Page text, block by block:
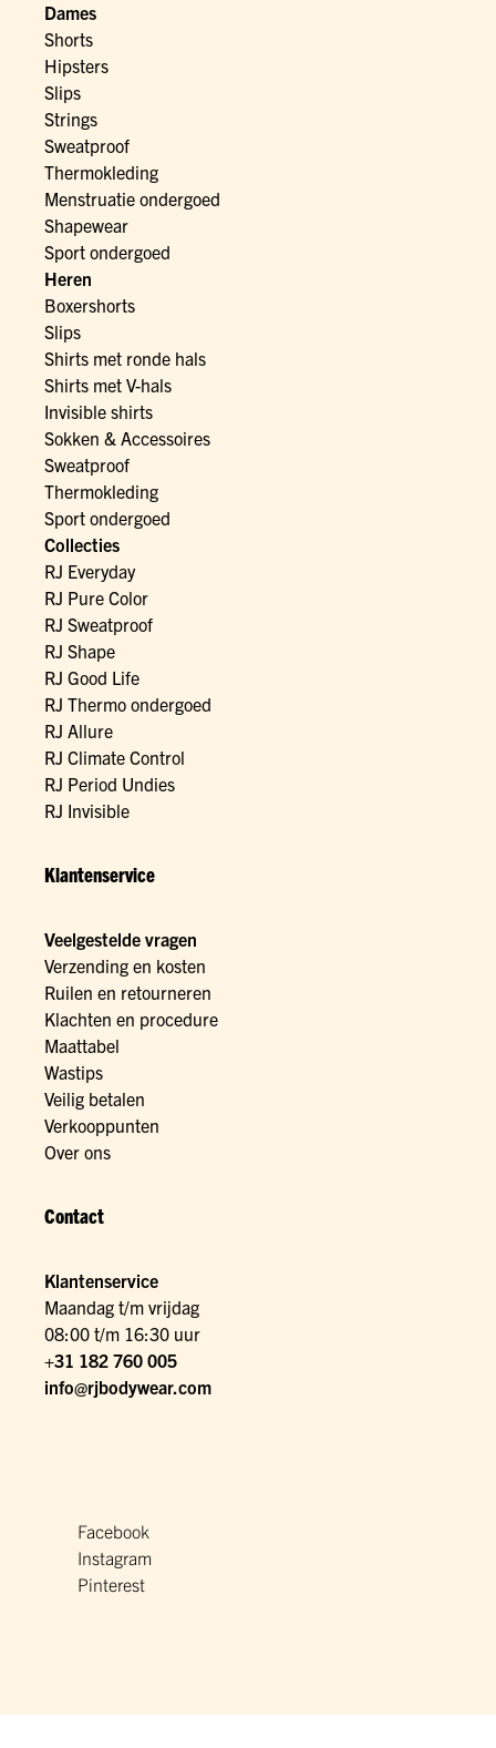
Dames
Shorts
Hipsters
Slips
Strings
Sweatproof
Thermokleding
Menstruatie ondergoed
Shapewear
Sport ondergoed
Heren
Boxershorts
Slips
Shirts met ronde hals
Shirts met V-hals
Invisible shirts
Sokken & Accessoires
Sweatproof
Thermokleding
Sport ondergoed
Collecties
RJ Everyday
RJ Pure Color
RJ Sweatproof
RJ Shape
RJ Good Life
RJ Thermo ondergoed
RJ Allure
RJ Climate Control
RJ Period Undies
RJ Invisible
Klantenservice
Veelgestelde vragen
Verzending en kosten
Ruilen en retourneren
Klachten en procedure
Maattabel
Wastips
Veilig betalen
Verkooppunten
Over ons
Contact
Klantenservice
Maandag t/m vrijdag
08:00 t/m 16:30 uur
+31 182 760 005
info@rjbodywear.com
Facebook
Instagram
Pinterest